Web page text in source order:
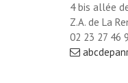
4 bis allée
Z.A. de La
02 23 27 46